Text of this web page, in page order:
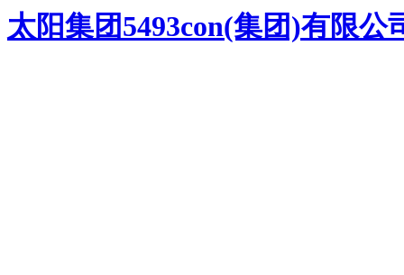
太阳集团5493con(集团)有限公